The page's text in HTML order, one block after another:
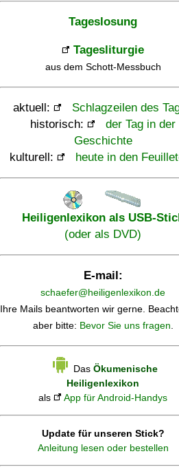
Tageslosung
Tagesliturgie
aus dem Schott-Messbuch
aktuell:
Schlagzeilen des
historisch:
der Tag in der
Geschichte
kulturell:
heute in den
Heiligenlexikon als USB-
(oder als DVD)
E-mail:
schaefer@heiligenlexikon.de
Ihre Mails beantworten wir gerne.
aber bitte: Bevor Sie uns fragen.
Das Ökumenische
Heiligenlexikon
als
App für Android-Handys
Update für unseren Stick?
Anleitung lesen oder bestellen